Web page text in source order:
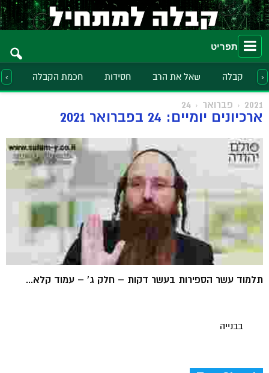
תפריט
קבלה שאל את הרב חסידות חכמת הקבלה ›
‹
2021 פברואר 24
ארכיונים יומיים: 24 בפברואר 2021
תלמוד עשר הספירות בעשר דקות – חלק ג' – עמוד קלא...
בבנייה